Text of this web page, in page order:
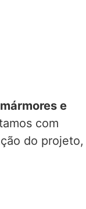
mármores e
com
do projeto,